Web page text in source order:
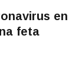
en
feta